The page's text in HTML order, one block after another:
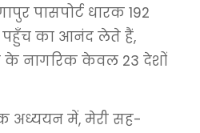
पासपोर्ट धारक 192
पहुँच का आनंद लेते हैं,
नागरिक केवल 23 देशों
अध्ययन में, मेरी सह-